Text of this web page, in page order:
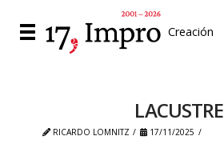
Creación
LACUSTRE
RICARDO LOMNITZ 17/11/2025